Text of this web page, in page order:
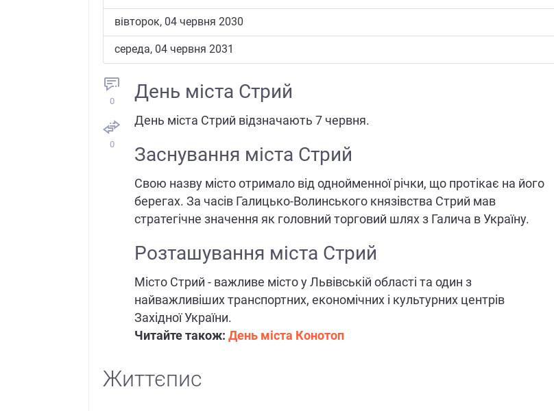
вівторок, 04 червня 2030
середа, 04 червня 2031
0
0
День міста Стрий
День міста Стрий відзначають 7 червня.
Заснування міста Стрий
Свою назву місто отримало від однойменної річки, що протікає на його
берегах. За часів Галицько-Волинського князівства Стрий мав
стратегічне значення як головний торговий шлях з Галича в Україну.
Розташування міста Стрий
Місто Стрий - важливе місто у Львівській області та один з
найважливіших транспортних, економічних і культурних центрів
Західної України.
Читайте також: День міста Конотоп
Життєпис